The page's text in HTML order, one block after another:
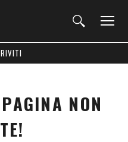
NON